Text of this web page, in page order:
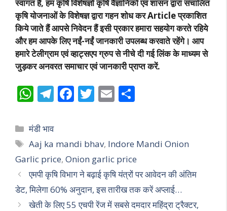
स्वागत हैं, हम कृषि विशेषज्ञों कृषि वैज्ञानिकों एवं शासन द्वारा संचालित
कृषि योजनाओं के विशेषज्ञ द्वारा गहन शोध कर Article प्रकाशित
किये जाते हैं आपसे निवेदन हैं इसी प्रकार हमारा सहयोग करते रहिये
और हम आपके लिए नईं-नईं जानकारी उपलब्ध करवाते रहेंगे। आप
हमारे टेलीग्राम एवं व्हाट्सएप ग्रुप से नीचे दी गई लिंक के माध्यम से
जुड़कर अनवरत समाचार एवं जानकारी प्राप्त करें.
W
at
s
A
p
p
T
e
gr
a
m
F
b
o
o
k
T
er
E
l e
Categories
मंडी भाव
Tags
Aaj ka mandi bhav, Indore Mandi Onion
Garlic price, Onion garlic price
एमपी कृषि विभाग ने बढ़ाई कृषि यंत्रों पर आवेदन की अंतिम
डेट, मिलेगा 60% अनुदान, इस तारीख तक करें अप्लाई…
खेती के लिए 55 एचपी रेंज में सबसे दमदार महिंद्रा ट्रैक्टर,